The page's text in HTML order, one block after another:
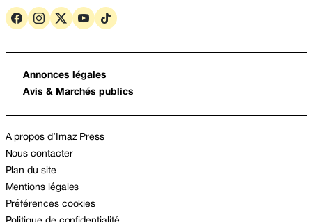
Annonces légales
Avis & Marchés publics
A propos d’Imaz Press
Nous contacter
Plan du site
Mentions légales
Préférences cookies